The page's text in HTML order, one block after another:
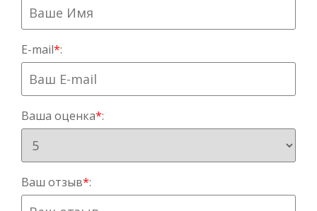
E-mail*:
Ваша оценка*:
Ваш отзыв*: